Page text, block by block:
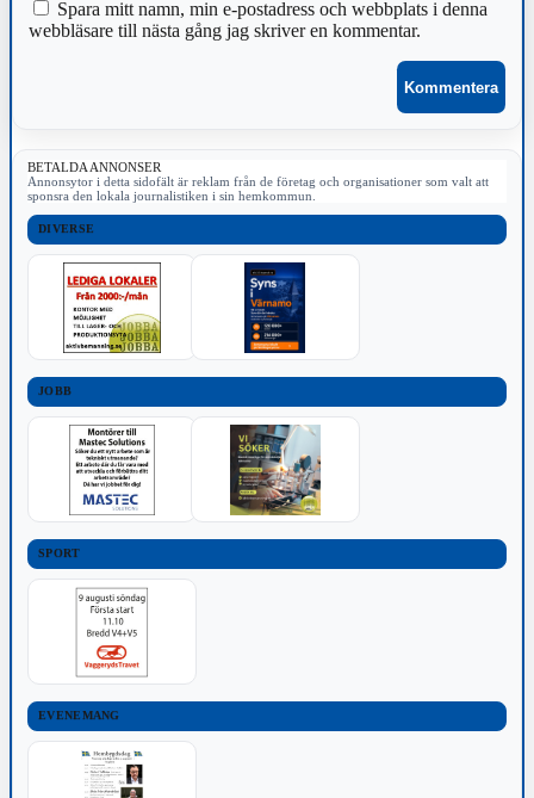
Spara mitt namn, min e-postadress och webbplats i denna
webbläsare till nästa gång jag skriver en kommentar.
BETALDA ANNONSER
Annonsytor i detta sidofält är reklam från de företag och organisationer som valt att
sponsra den lokala journalistiken i sin hemkommun.
DIVERSE
JOBB
SPORT
EVENEMANG